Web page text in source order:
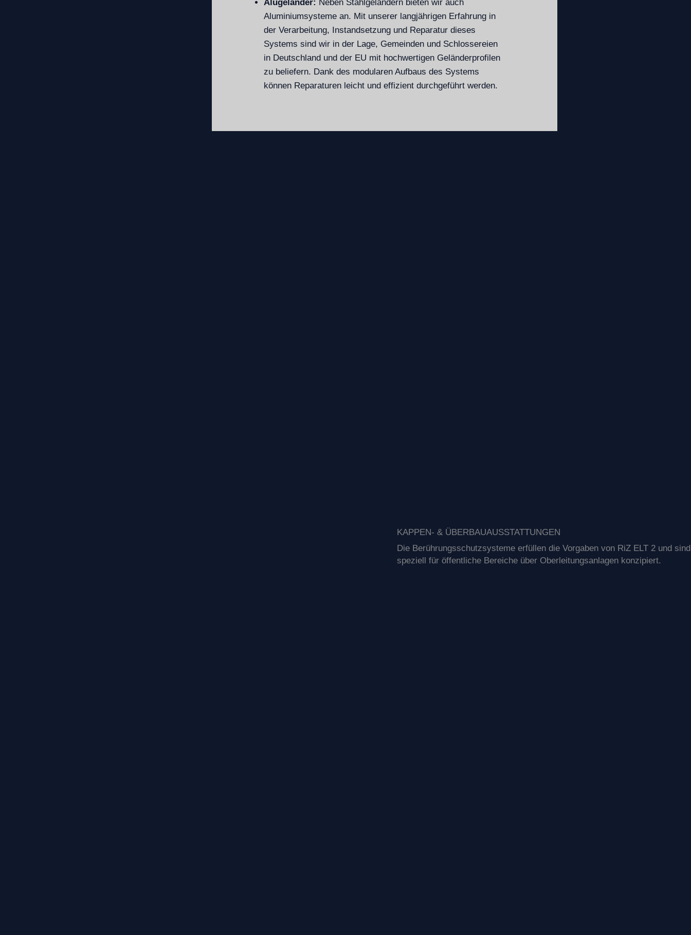
Alugeländer: Neben Stahlgeländern bieten wir auch
Aluminiumsysteme an. Mit unserer langjährigen Erfahrung in
der Verarbeitung, Instandsetzung und Reparatur dieses
Systems sind wir in der Lage, Gemeinden und Schlossereien
in Deutschland und der EU mit hochwertigen Geländerprofilen
zu beliefern. Dank des modularen Aufbaus des Systems
können Reparaturen leicht und effizient durchgeführt werden.
KAPPEN- & ÜBERBAUAUSSTATTUNGEN
Die Berührungsschutzsysteme erfüllen die Vorgaben von RiZ ELT 2 und sind
speziell für öffentliche Bereiche über Oberleitungsanlagen konzipiert.